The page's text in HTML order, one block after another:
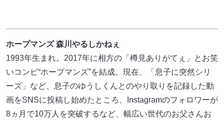
ホープマンズ 森川やるしかねぇ
1993年生まれ。2017年に相方の「樽見ありがてぇ」とお笑
いコンビ“ホープマンズ”を結成。現在、「息子に突然シリ
ーズ」など、息子のゆうしくんとのやり取りを記録した動
画をSNSに投稿し始めたところ、Instagramのフォロワーが
8ヵ月で10万人を突破するなど、幅広い世代のお父さんお